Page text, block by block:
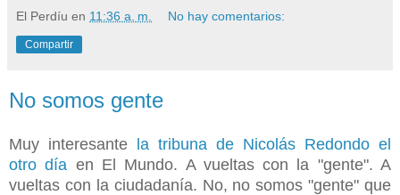
El Perdíu en 11:36 a. m. No hay comentarios:
Compartir
No somos gente
Muy interesante
la tribuna de Nicolás Redondo el
otro día en El Mundo. A vueltas con la "gente". A
vueltas con la ciudadanía. No, no somos "gente" que